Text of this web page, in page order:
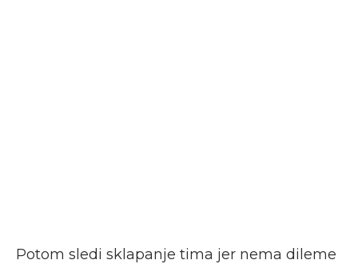
Potom sledi sklapanje tima jer nema dileme